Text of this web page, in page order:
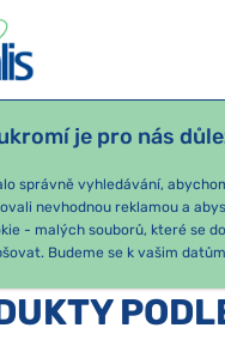
je pro nás
správně vyhledávání,
nevhodnou reklamou a
- malých souborů, které se
Budeme se k vašim
PODLE OBTÍŽÍ